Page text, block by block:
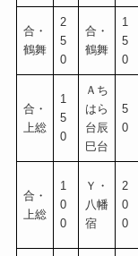
合・
鶴舞
2
5
0
合・
鶴舞
1
5
0
合・
上総
1
5
0
Ａち
はら
台辰
巳台
5
0
合・
上総
1
0
0
Ｙ・
八幡
宿
2
0
0